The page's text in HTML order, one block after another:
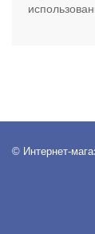
© Интернет-